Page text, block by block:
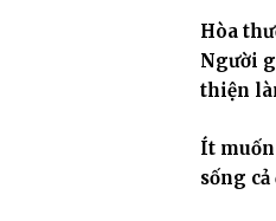
Hòa
Người
thiện
Ít muốn
sống